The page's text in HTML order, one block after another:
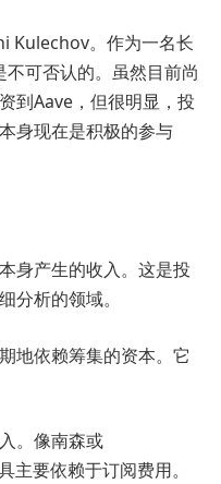
Kulechov。作为一名长
可否认的。虽然目前尚
到Aave，但很明显，投
身现在是积极的参与
身产生的收入。这是投
分析的领域。
地依赖筹集的资本。它
。像南森或
要依赖于订阅费用。